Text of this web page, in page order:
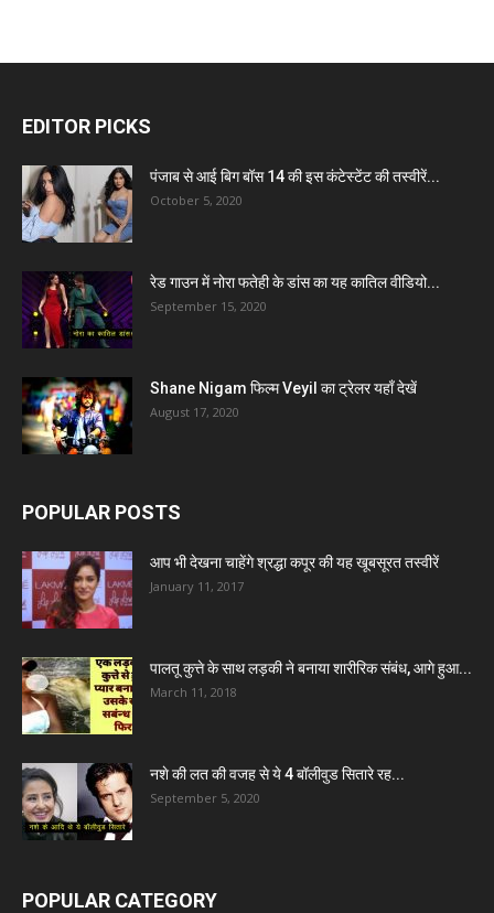
EDITOR PICKS
पंजाब से आई बिग बॉस 14 की इस कंटेस्टेंट की तस्वीरें...
October 5, 2020
रेड गाउन में नोरा फतेही के डांस का यह कातिल वीडियो...
September 15, 2020
Shane Nigam फिल्म Veyil का ट्रेलर यहाँ देखें
August 17, 2020
POPULAR POSTS
आप भी देखना चाहेंगे श्रद्धा कपूर की यह खूबसूरत तस्वीरें
January 11, 2017
पालतू कुत्ते के साथ लड़की ने बनाया शारीरिक संबंध, आगे हुआ...
March 11, 2018
नशे की लत की वजह से ये 4 बॉलीवुड सितारे रह...
September 5, 2020
POPULAR CATEGORY